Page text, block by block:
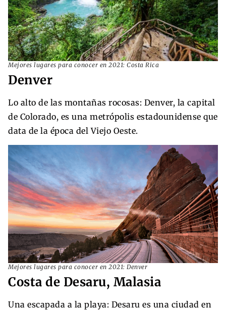
Mejores lugares para conocer en 2021: Costa Rica
Denver
Lo alto de las montañas rocosas: Denver, la capital
de Colorado, es una metrópolis estadounidense que
data de la época del Viejo Oeste.
Mejores lugares para conocer en 2021: Denver
Costa de Desaru, Malasia
Una escapada a la playa: Desaru es una ciudad en